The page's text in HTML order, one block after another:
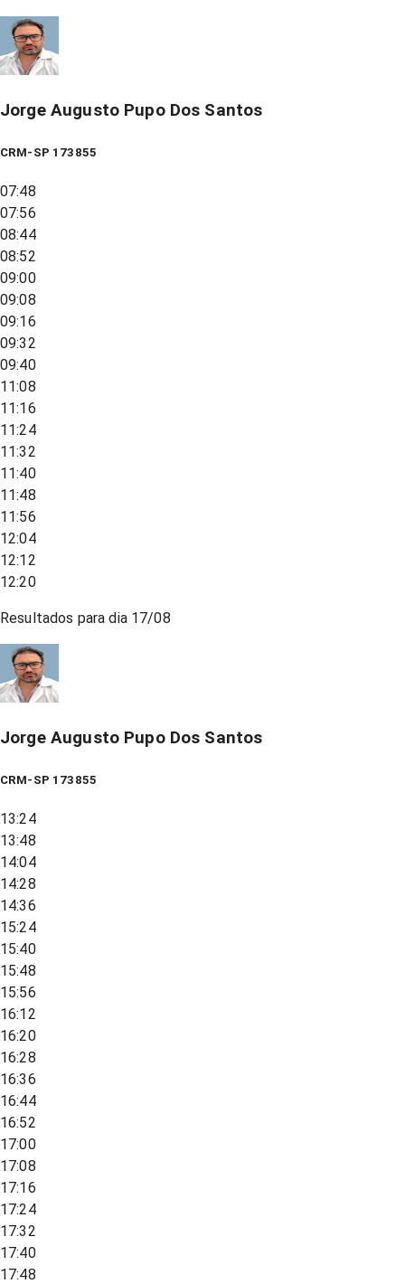
Jorge Augusto Pupo Dos Santos
CRM-SP 173855
07:48
07:56
08:44
08:52
09:00
09:08
09:16
09:32
09:40
11:08
11:16
11:24
11:32
11:40
11:48
11:56
12:04
12:12
12:20
Resultados para dia 17/08
Jorge Augusto Pupo Dos Santos
CRM-SP 173855
13:24
13:48
14:04
14:28
14:36
15:24
15:40
15:48
15:56
16:12
16:20
16:28
16:36
16:44
16:52
17:00
17:08
17:16
17:24
17:32
17:40
17:48